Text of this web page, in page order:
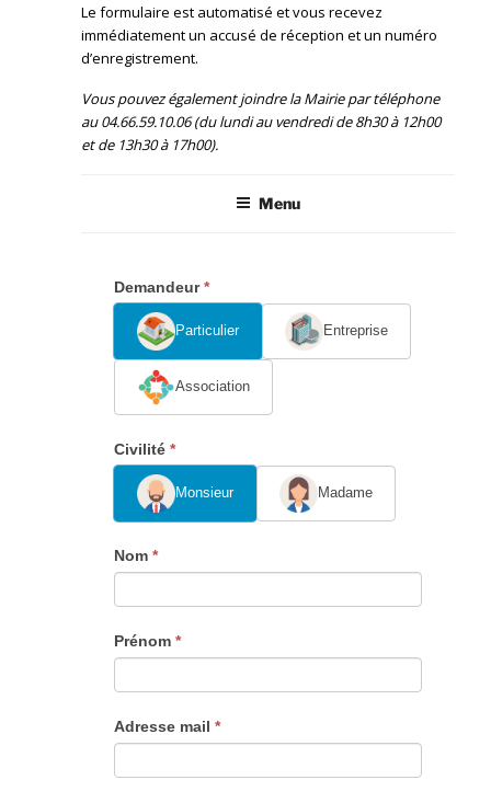
Le formulaire est automatisé et vous recevez
immédiatement un accusé de réception et un numéro
d’enregistrement.
Vous pouvez également joindre la Mairie par téléphone
au 04.66.59.10.06 (du lundi au vendredi de 8h30 à 12h00
et de 13h30 à 17h00).